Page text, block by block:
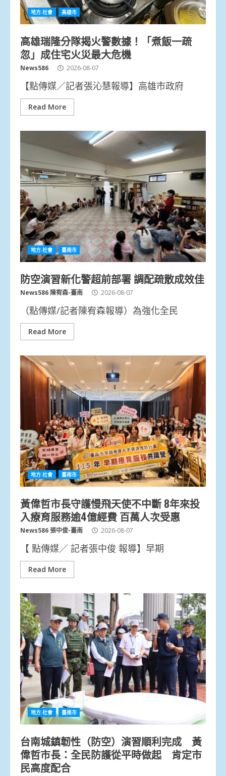
地方.社會 高雄市
高雄瑞隆分隊揭火警數據！「煮飯一疏
忽」成住宅火災最大危機
News586 2026-08-07
【點傳媒／記者張沁慧報導】高雄市政府
Read More
地方.社會 臺南市
防空演習新化警超前部署 調配疏散成效佳
News586 陳宥森-臺南 2026-08-07
（點傳媒/記者陳宥森報導）為強化全民
Read More
地方.社會 臺南市
黃偉哲市長守護慢飛天使不中斷 8年來投
入療育服務逾4億經費 百萬人次受惠
News586 張中俊-臺南 2026-08-07
【 點傳媒／ 記者張中俊 報導】早期
Read More
地方.社會 臺南市
台南城鎮韌性（防空）演習順利完成 黃
偉哲市長：全民防護從平時做起 肯定市
民高度配合